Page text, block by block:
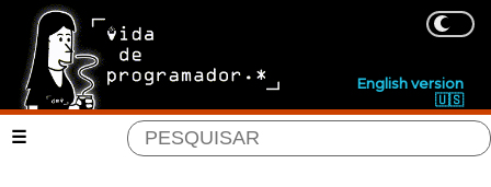
English version
🇺🇸